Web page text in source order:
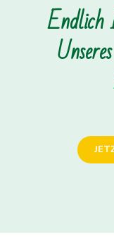
Endlich